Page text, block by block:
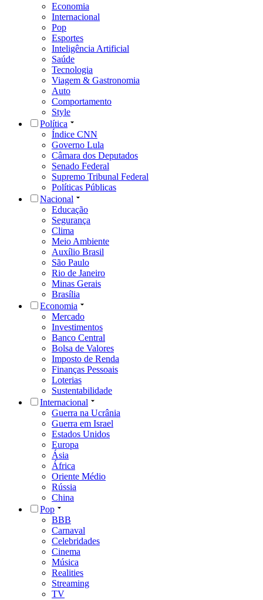
Economia
Internacional
Pop
Esportes
Inteligência Artificial
Saúde
Tecnologia
Viagem & Gastronomia
Auto
Comportamento
Style
Política
Índice CNN
Governo Lula
Câmara dos Deputados
Senado Federal
Supremo Tribunal Federal
Políticas Públicas
Nacional
Educação
Segurança
Clima
Meio Ambiente
Auxílio Brasil
São Paulo
Rio de Janeiro
Minas Gerais
Brasília
Economia
Mercado
Investimentos
Banco Central
Bolsa de Valores
Imposto de Renda
Finanças Pessoais
Loterias
Sustentabilidade
Internacional
Guerra na Ucrânia
Guerra em Israel
Estados Unidos
Europa
Ásia
África
Oriente Médio
Rússia
China
Pop
BBB
Carnaval
Celebridades
Cinema
Música
Realities
Streaming
TV